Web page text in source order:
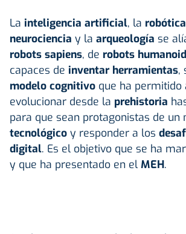
La inteligencia artificial, la robótica
neurociencia y la arqueología se
robots sapiens, de robots
capaces de inventar herramientas,
modelo cognitivo que ha permitido
evolucionar desde la prehistoria
para que sean protagonistas de un
tecnológico y responder a los
digital. Es el objetivo que se ha
y que ha presentado en el MEH.